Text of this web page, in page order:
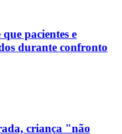
pacientes e
durante confronto
criança "não